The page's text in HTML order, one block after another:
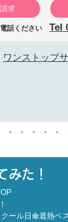
求
話ください Tel
みた！
ール日傘遮熱ベ